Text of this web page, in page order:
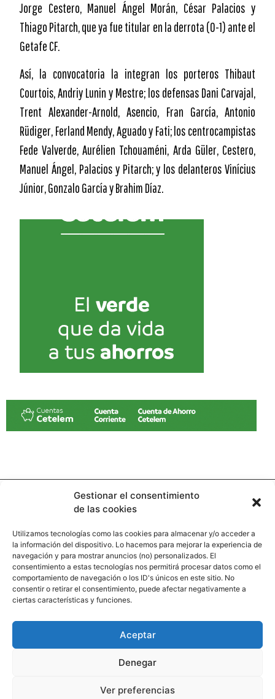
Gestionar el consentimiento
de las cookies
Utilizamos tecnologías como las cookies para almacenar y/o acceder a
la información del dispositivo. Lo hacemos para mejorar la experiencia de
navegación y para mostrar anuncios (no) personalizados. El
consentimiento a estas tecnologías nos permitirá procesar datos como el
comportamiento de navegación o los ID's únicos en este sitio. No
consentir o retirar el consentimiento, puede afectar negativamente a
ciertas características y funciones.
Aceptar
Denegar
Ver preferencias
Jorge Cestero, Manuel Ángel Morán, César Palacios y
Thiago Pitarch, que ya fue titular en la derrota (0-1) ante el
Getafe CF.
Así, la convocatoria la integran los porteros Thibaut
Courtois, Andriy Lunin y Mestre; los defensas Dani Carvajal,
Trent Alexander-Arnold, Asencio, Fran García, Antonio
Rüdiger, Ferland Mendy, Aguado y Fati; los centrocampistas
Fede Valverde, Aurélien Tchouaméni, Arda Güler, Cestero,
Manuel Ángel, Palacios y Pitarch; y los delanteros Vinícius
Júnior, Gonzalo García y Brahim Díaz.
Contacto
Calle Pinar, 5, 28006 Madrid
+34 91 745 58 38
Paginas legales
Politicas de privacidad